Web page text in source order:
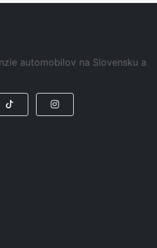
automobilov na Slovensku a